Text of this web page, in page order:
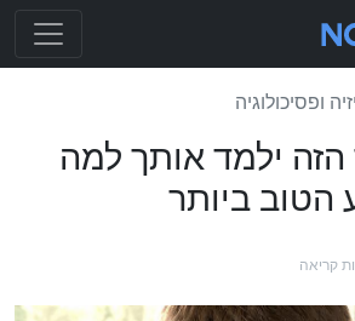
ופסיכולוגיה
ילמד אותך למה
הטוב ביותר